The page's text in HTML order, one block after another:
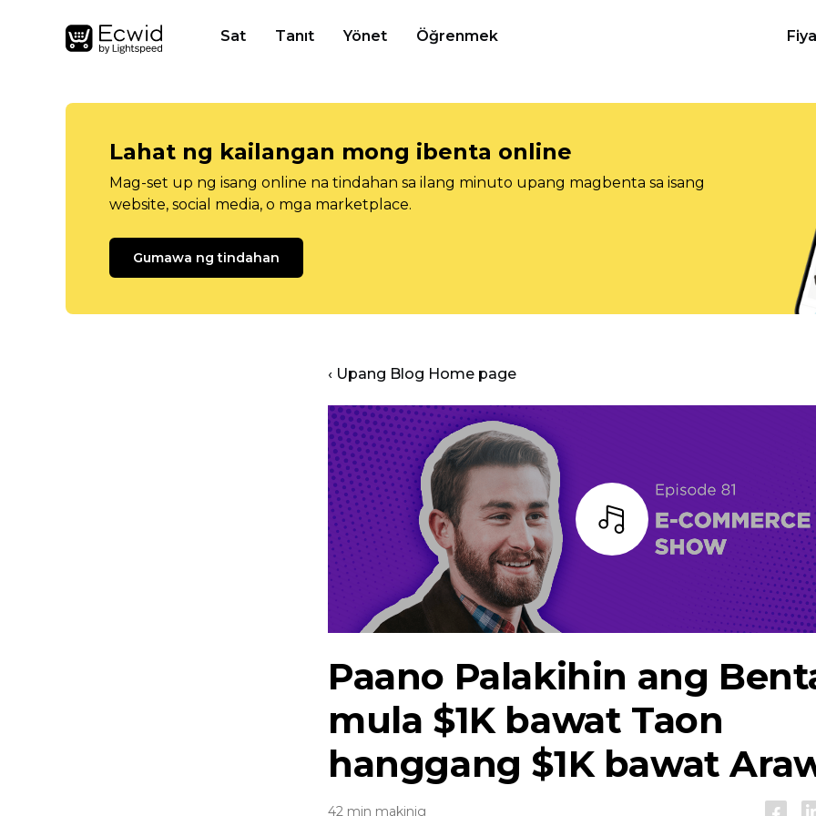
Sat Tanıt Yönet Öğrenmek
Lahat ng kailangan mong ibenta online
Mag-set up ng isang online na tindahan sa ilang minuto upang magbenta sa isang
website, social media, o mga marketplace.
Gumawa ng tindahan
‹ Upang Blog Home page
Paano Palakihin ang
mula $1K bawat Taon
hanggang $1K bawat
42 min makinig